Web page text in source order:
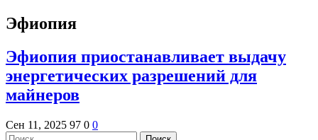
Эфиопия
Эфиопия приостанавливает выдачу
энергетических разрешений для
майнеров
Сен 11, 2025 97 0 0